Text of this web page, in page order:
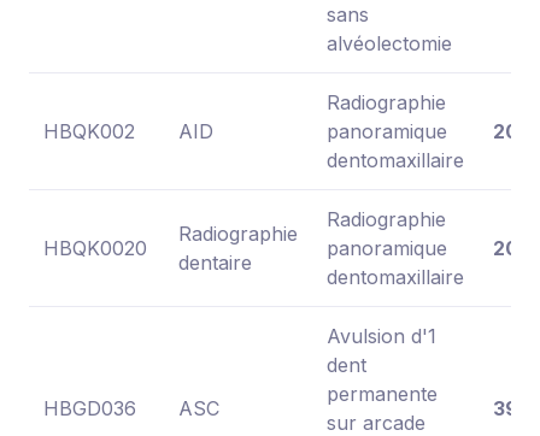
sans
alvéolectomie
HBQK002 AID
Radiographie
panoramique
dentomaxillaire
HBQK0020
Radiographie
dentaire
Radiographie
panoramique
dentomaxillaire
HBGD036 ASC
Avulsion d'1
dent
permanente
sur arcade